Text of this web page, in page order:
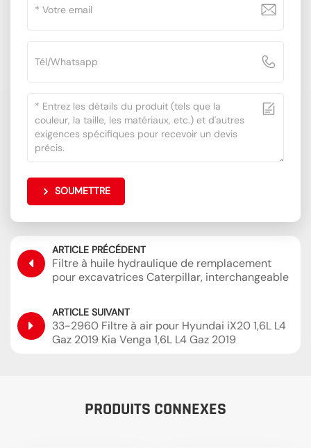
SOUMETTRE
ARTICLE PRÉCÉDENT
Filtre à huile hydraulique de remplacement
pour excavatrices Caterpillar, interchangeable
ARTICLE SUIVANT
33-2960 Filtre à air pour Hyundai iX20 1,6L L4
Gaz 2019 Kia Venga 1,6L L4 Gaz 2019
PRODUITS CONNEXES